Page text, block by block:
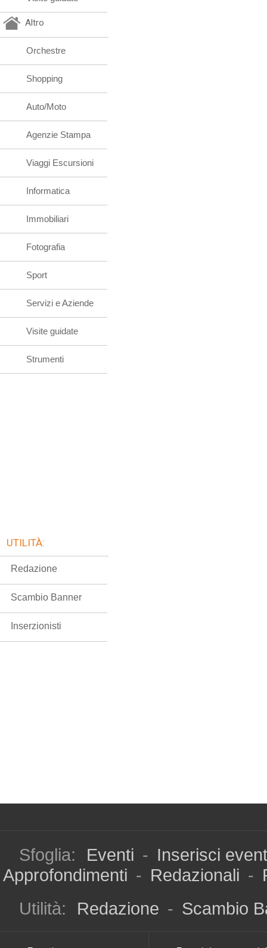
Altro
Orchestre
Shopping
Auto/Moto
Agenzie Stampa
Viaggi Escursioni
Informatica
Immobiliari
Fotografia
Sport
Servizi e Aziende
Visite guidate
Strumenti
UTILITÀ:
Redazione
Scambio Banner
Inserzionisti
Sfoglia: Eventi - Inserisci
Approfondimenti - Redazionali -
Utilità:
Redazione - Scambio